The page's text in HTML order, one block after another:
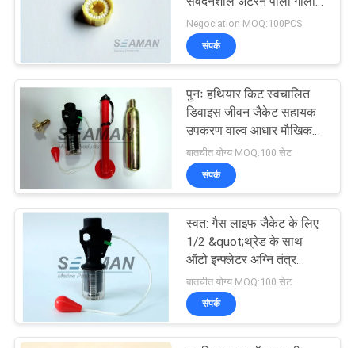
फिर से हथौड़ा किट
Negociation MOQ:100PCS
संपर्क
पुनः हथियार किट स्वचालित
डिवाइस जीवन जैकेट सहायक
उपकरण वाल्व आधार मौखिक
ट्यूब क्लिप
बातचीत योग्य MOQ:100 सेट
संपर्क
स्वत: गैस लाइफ जैकेट के लिए
1/2 &quot;थ्रेड के साथ
ऑटो इन्फ्लेटर अग्नि तंत्र
उपकरण
बातचीत योग्य MOQ:100 सेट
संपर्क